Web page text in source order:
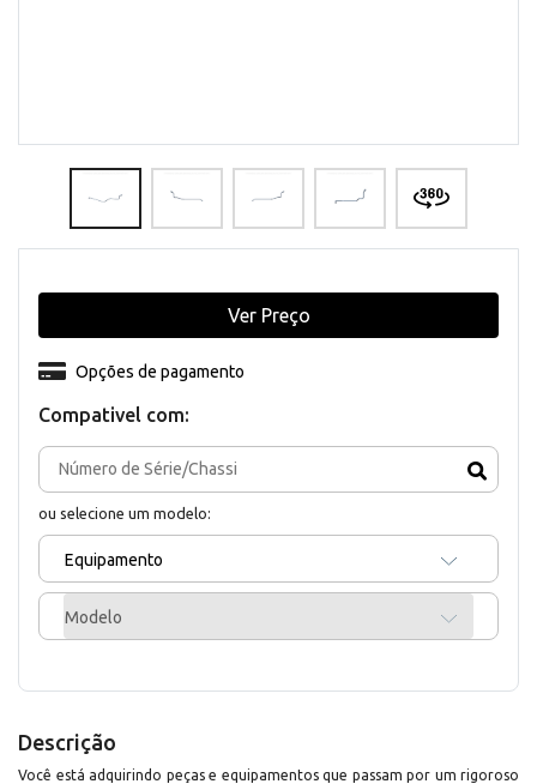
Compativel com:
ou selecione um modelo:
Equipamento
Modelo
Opções de pagamento
Ver Preço
Descrição
Você está adquirindo peças e equipamentos que passam por um rigoroso